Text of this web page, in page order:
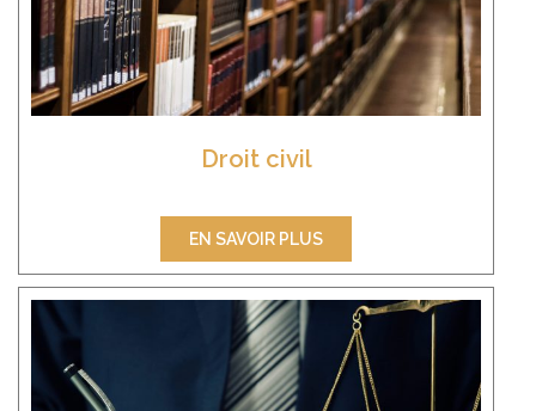
Droit civil
EN SAVOIR PLUS